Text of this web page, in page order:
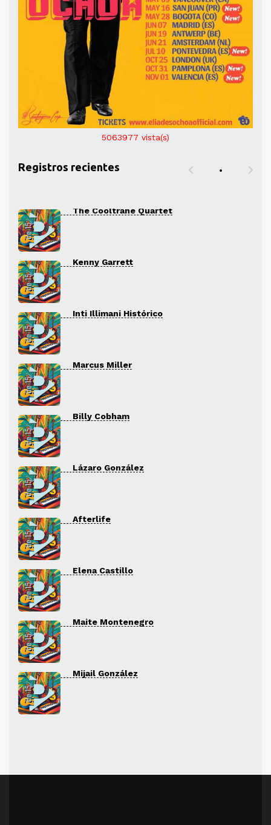
5063977 vista(s)
Registros recientes
The Cooltrane Quartet
Kenny Garrett
Inti Illimani Histórico
Marcus Miller
Billy Cobham
Lázaro González
Afterlife
Elena Castillo
Maite Montenegro
Mijail González